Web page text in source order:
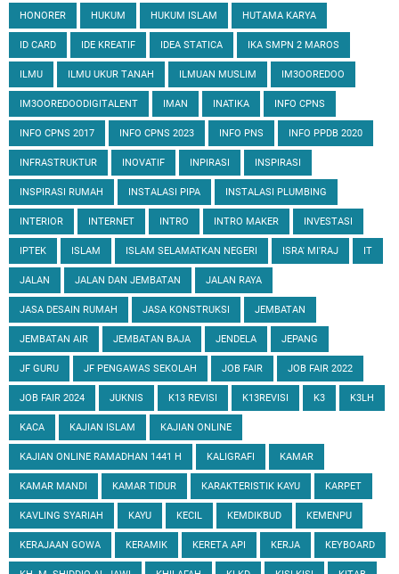
HONORER HUKUM HUKUM ISLAM HUTAMA KARYA
ID CARD IDE KREATIF IDEA STATICA IKA SMPN 2 MAROS
ILMU ILMU UKUR TANAH ILMUAN MUSLIM IM3OOREDOO
IM3OOREDOODIGITALENT IMAN INATIKA INFO CPNS
INFO CPNS 2017 INFO CPNS 2023 INFO PNS INFO PPDB 2020
INFRASTRUKTUR INOVATIF INPIRASI INSPIRASI
INSPIRASI RUMAH INSTALASI PIPA INSTALASI PLUMBING
INTERIOR INTERNET INTRO INTRO MAKER INVESTASI
IPTEK ISLAM ISLAM SELAMATKAN NEGERI ISRA' MI'RAJ IT
JALAN JALAN DAN JEMBATAN JALAN RAYA
JASA DESAIN RUMAH JASA KONSTRUKSI JEMBATAN
JEMBATAN AIR JEMBATAN BAJA JENDELA JEPANG
JF GURU JF PENGAWAS SEKOLAH JOB FAIR JOB FAIR 2022
JOB FAIR 2024 JUKNIS K13 REVISI K13REVISI K3 K3LH
KACA KAJIAN ISLAM KAJIAN ONLINE
KAJIAN ONLINE RAMADHAN 1441 H KALIGRAFI KAMAR
KAMAR MANDI KAMAR TIDUR KARAKTERISTIK KAYU KARPET
KAVLING SYARIAH KAYU KECIL KEMDIKBUD KEMENPU
KERAJAAN GOWA KERAMIK KERETA API KERJA KEYBOARD